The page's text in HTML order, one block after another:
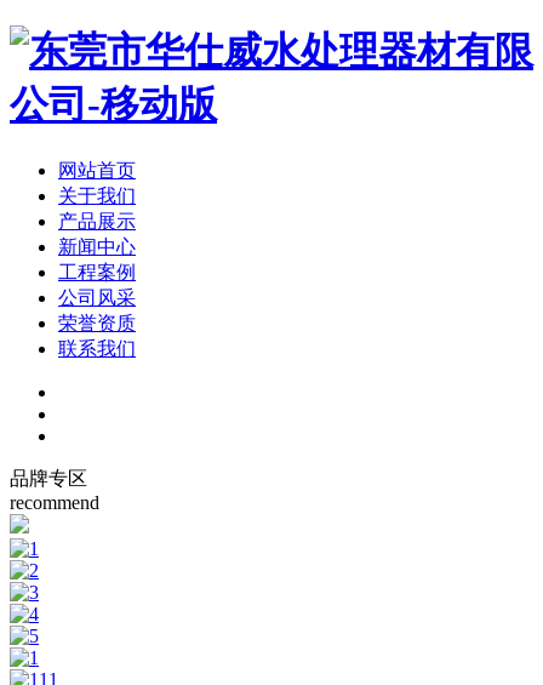
网站首页
关于我们
产品展示
新闻中心
工程案例
公司风采
荣誉资质
联系我们
品牌专区
recommend